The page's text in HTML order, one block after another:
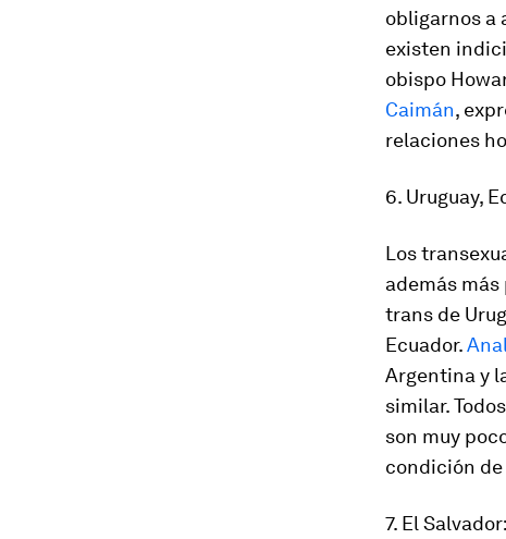
obligarnos a
existen
obispo
Caimán,
relaciones
6. Uruguay,
Los
además
trans de
Ecuador.
Argentina y
similar.
son muy
condición de
7. El